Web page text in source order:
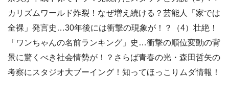
カリズムワールド炸裂！なぜ増え続ける？芸能人「家では
全裸」発言史…30年後には衝撃の現象が！？（4）壮絶！
「ワンちゃんの名前ランキング」史…衝撃の順位変動の背
景に驚くべき社会情勢が！？さらば青春の光・森田哲矢の
考察にスタジオ大ブーイング！知ってほっこりムダ情報！